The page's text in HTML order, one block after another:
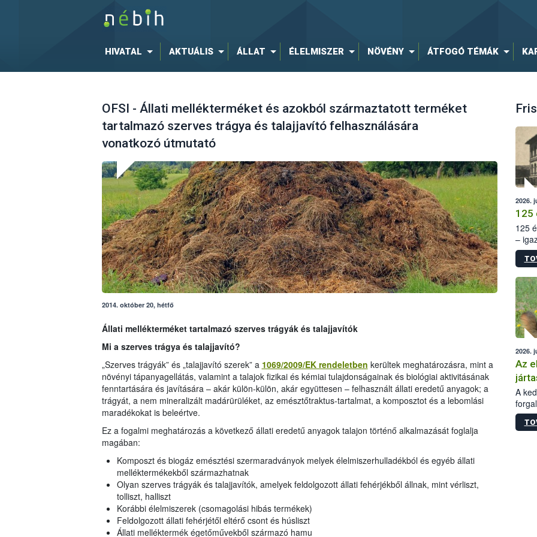
HIVATAL AKTUÁLIS ÁLLAT ÉLELMISZER NÖVÉNY ÁTFOGÓ TÉMÁK
OFSI - Állati mellékterméket és azokból származtatott terméket
tartalmazó szerves trágya és talajjavító felhasználására
vonatkozó útmutató
2014. október 20, hétfő
Állati mellékterméket tartalmazó szerves trágyák és talajjavítók
Mi a szerves trágya és talajjavító?
„Szerves trágyák” és „talajjavító szerek” a 1069/2009/EK rendeletben kerültek meghatározásra, mint a
növényi tápanyagellátás, valamint a talajok fizikai és kémiai tulajdonságainak és biológiai aktivitásának
fenntartására és javítására – akár külön-külön, akár együttesen – felhasznált állati eredetű anyagok; a
trágyát, a nem mineralizált madárürüléket, az emésztőtraktus-tartalmat, a komposztot és a lebomlási
maradékokat is beleértve.
Ez a fogalmi meghatározás a következő állati eredetű anyagok talajon történő alkalmazását foglalja
magában:
Komposzt és biogáz emésztési szermaradványok melyek élelmiszerhulladékból és egyéb állati
melléktermékekből származhatnak
Olyan szerves trágyák és talajjavítók, amelyek feldolgozott állati fehérjékből állnak, mint vérliszt,
tolliszt, halliszt
Korábbi élelmiszerek (csomagolási hibás termékek)
Feldolgozott állati fehérjétől eltérő csont és húsliszt
Állati melléktermék égetőművekből származó hamu
2026.
125
125
–
15.
2026.
Az
A